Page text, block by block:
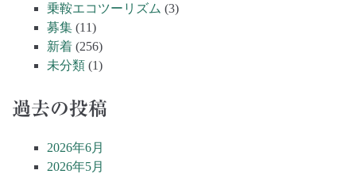
乗鞍エコツーリズム (3)
募集 (11)
新着 (256)
未分類 (1)
過去の投稿
2026年6月
2026年5月